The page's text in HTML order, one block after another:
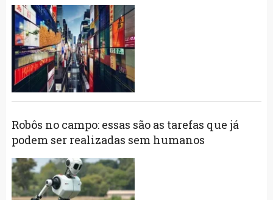
Robôs no campo: essas são as tarefas que já
podem ser realizadas sem humanos